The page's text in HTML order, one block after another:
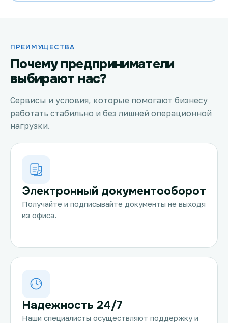
Акции
Заявка на подбор тарифа
Подключиться к КазахТелеком
ПРЕИМУЩЕСТВА
Почему предприниматели
выбирают нас?
Сервисы и условия, которые помогают бизнесу
работать стабильно и без лишней операционной
нагрузки.
Электронный документооборот
Получайте и подписывайте документы не выходя
из офиса.
Надежность 24/7
Наши специалисты осуществляют поддержку и